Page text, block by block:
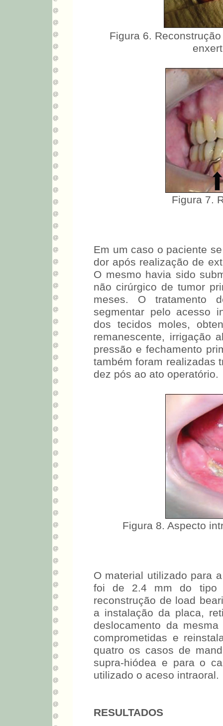
Figura 6.
Figura 7.
Em um caso o paciente
dor após realização de
O mesmo havia sido
não cirúrgico de tumor
meses. O tratamento
segmentar pelo acesso
dos tecidos moles,
remanescente, irrigação
pressão e fechamento
também foram realizadas
dez pós ao ato operatório.
Figura 8. Aspecto
O material utilizado para
foi de 2.4 mm do tipo
reconstrução de load
a instalação da placa,
deslocamento da
comprometidas e
quatro os casos de
supra-hiódea e para o
utilizado o aceso intraoral.
RESULTADOS